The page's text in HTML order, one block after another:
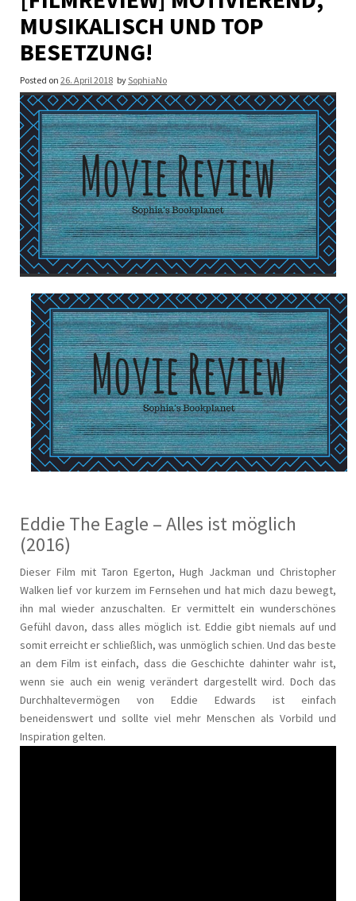
MUSIKALISCH UND TOP
BESETZUNG!
Posted on 26. April 2018 bySophiaNo
Eddie The Eagle – Alles ist möglich
(2016)
Dieser Film mit Taron Egerton, Hugh Jackman und Christopher
Walken lief vor kurzem im Fernsehen und hat mich dazu bewegt,
ihn mal wieder anzuschalten. Er vermittelt ein wunderschönes
Gefühl davon, dass alles möglich ist. Eddie gibt niemals auf und
somit erreicht er schließlich, was unmöglich schien. Und das beste
an dem Film ist einfach, dass die Geschichte dahinter wahr ist,
wenn sie auch ein wenig verändert dargestellt wird. Doch das
Durchhaltevermögen von Eddie Edwards ist einfach
beneidenswert und sollte viel mehr Menschen als Vorbild und
Inspiration gelten.